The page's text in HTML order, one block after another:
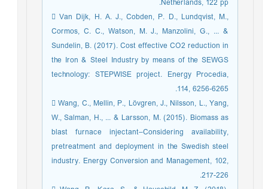
Netherlands, 122 pp.
 Van Dijk, H. A. J., Cobden, P. D., Lundqvist, M.,
Cormos, C. C., Watson, M. J., Manzolini, G., ... &
Sundelin, B. (2017). Cost effective CO2 reduction in
the Iron & Steel Industry by means of the SEWGS
technology: STEPWISE project. Energy Procedia,
114, 6256-6265.
 Wang, C., Mellin, P., Lövgren, J., Nilsson, L., Yang,
W., Salman, H., ... & Larsson, M. (2015). Biomass as
blast furnace injectant–Considering availability,
pretreatment and deployment in the Swedish steel
industry. Energy Conversion and Management, 102,
217-226.